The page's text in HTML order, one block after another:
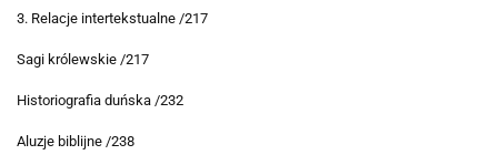
3. Relacje intertekstualne /217
Sagi królewskie /217
Historiografia duńska /232
Aluzje biblijne /238